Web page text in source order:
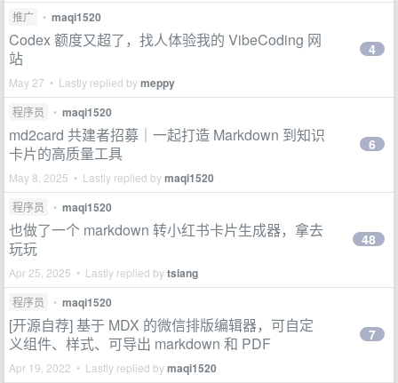
推广 • maqi1520
Codex 额度又超了，找人体验我的 VibeCoding 网
站
May 27 • Lastly replied bymeppy
4
程序员 • maqi1520
md2card 共建者招募｜一起打造 Markdown 到知识
卡片的高质量工具
May 8, 2025 • Lastly replied bymaqi1520
6
程序员 • maqi1520
也做了一个 markdown 转小红书卡片生成器，拿去
玩玩
Apr 25, 2025 • Lastly replied bytsiang
48
程序员 • maqi1520
[开源自荐] 基于 MDX 的微信排版编辑器，可自定
义组件、样式、可导出 markdown 和 PDF
Apr 19, 2022 • Lastly replied bymaqi1520
7